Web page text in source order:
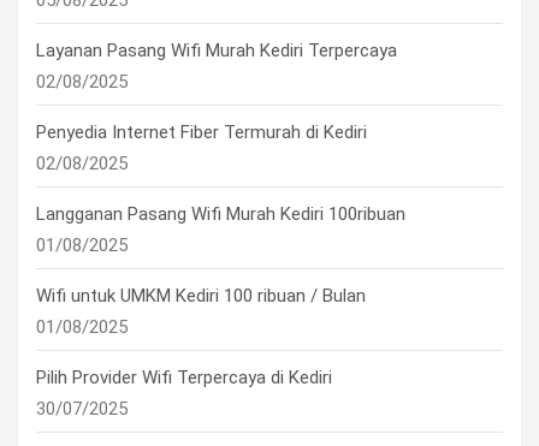
Layanan Pasang Wifi Murah Kediri Terpercaya
02/08/2025
Penyedia Internet Fiber Termurah di Kediri
02/08/2025
Langganan Pasang Wifi Murah Kediri 100ribuan
01/08/2025
Wifi untuk UMKM Kediri 100 ribuan / Bulan
01/08/2025
Pilih Provider Wifi Terpercaya di Kediri
30/07/2025